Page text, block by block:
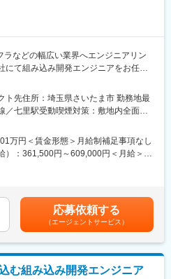
ルタント、技術講師など様々なキャリ
業務
、あらゆる業界の先端技術開発の現場
広さと深さ
インする体制が整っています。
業務
ラなどの幅広い業界へエンジニアリン
にて組み込み開発エンジニアをお任せ
細設計、実装、テストまで、ご希望と
す。
生成AIなど）
ム、ウェアラブルデバイスなど)
ーナビゲーションなど)
、スマートフォン、無線基地局な
ト先住所：埼玉県さいたま市 勤務地最
／七里駅受動喫煙対策：敷地内全面禁
万円＜賃金形態＞月給制補足事項なし
）：361,500円～609,000円＜月給＞
も目安の金額であり、選考を通じて上
月給(月額)は固定手当を含めた表記で
応募依頼する
（エージェントサービス）
む組み込み開発エンジニア